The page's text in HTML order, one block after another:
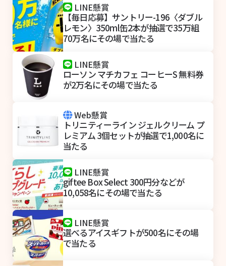
LINE懸賞
【毎日応募】サントリー-196〈ダブル
レモン〉350ml缶2本が抽選で35万組
70万名にその場で当たる
LINE懸賞
ローソン マチカフェ コーヒーS 無料券
が2万名にその場で当たる
Web懸賞
トリニティーライン ジェルクリーム プ
レミアム 3個セットが抽選で1,000名に
当たる
LINE懸賞
giftee Box Select 300円分などが
10,058名にその場で当たる
LINE懸賞
選べるアイスギフトが500名にその場
で当たる